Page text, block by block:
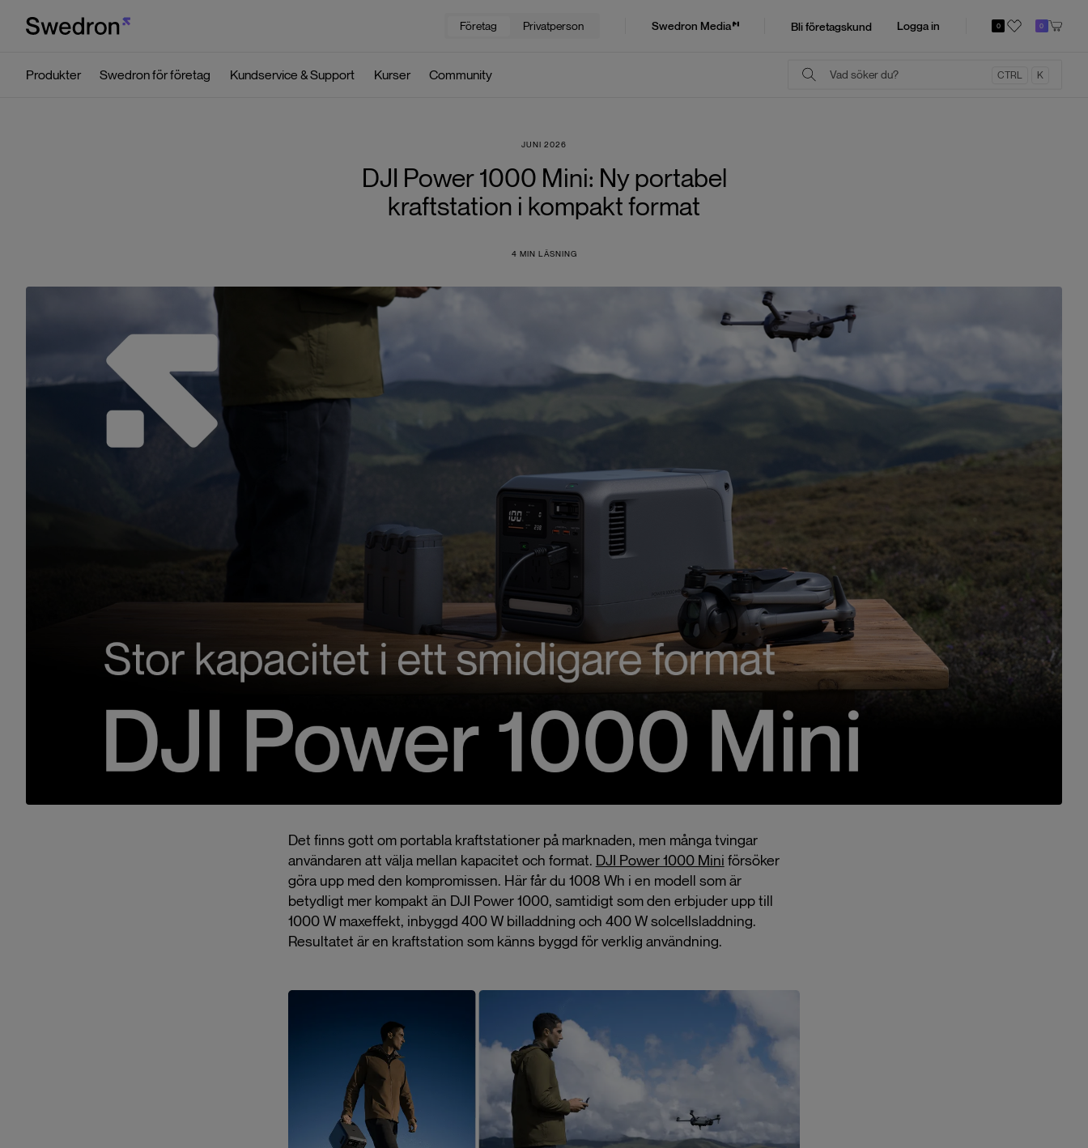
Företag Privatperson Swedron Media Bli företagskund Logga in 0 0
Produkter Swedron för företag Kundservice & Support Kurser Community CTRL K
JUNI 2026
DJI Power 1000 Mini: Ny portabel
kraftstation i kompakt format
4 MIN LÄSNING
Det finns gott om portabla kraftstationer på marknaden, men många tvingar
användaren att välja mellan kapacitet och format. DJI Power 1000 Mini försöker
göra upp med den kompromissen. Här får du 1008 Wh i en modell som är
betydligt mer kompakt än DJI Power 1000, samtidigt som den erbjuder upp till
1000 W maxeffekt, inbyggd 400 W billaddning och 400 W solcellsladdning.
Resultatet är en kraftstation som känns byggd för verklig användning.